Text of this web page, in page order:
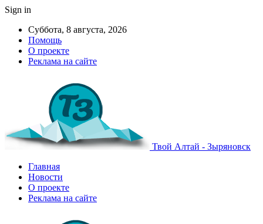
Sign in
Суббота, 8 августа, 2026
Помощь
О проекте
Реклама на сайте
Твой Алтай - Зыряновск
Главная
Новости
О проекте
Реклама на сайте